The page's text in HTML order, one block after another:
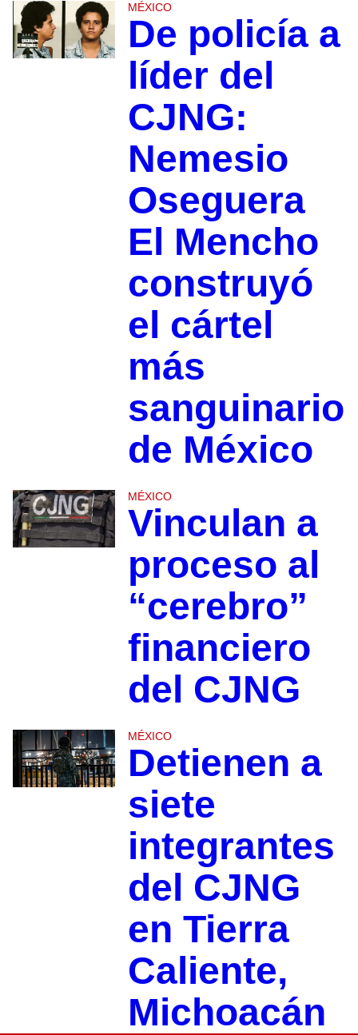
MÉXICO
De policía a
líder del
CJNG:
Nemesio
Oseguera
El Mencho
construyó
el cártel
más
sanguinario
de México
MÉXICO
Vinculan a
proceso al
“cerebro”
financiero
del CJNG
MÉXICO
Detienen a
siete
integrantes
del CJNG
en Tierra
Caliente,
Michoacán